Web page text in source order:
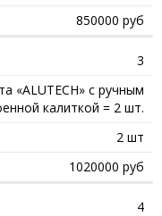
850000 руб
3
«ALUTECH» с ручным
калиткой = 2 шт.
2 шт
1020000 руб
4